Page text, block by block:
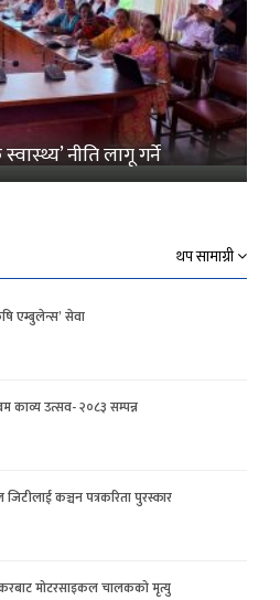
नीति लागू गर्ने
थप सामाग्री
एम्बुलेन्स’ सेवा
काव्य उत्सव- २०८३ सम्पन्न
कञ्चन पत्रकरिता पुरस्कार
मोटरसाइकल चालकको मृत्यु